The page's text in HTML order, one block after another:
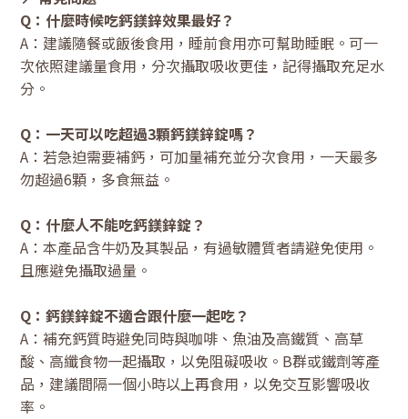
Q：什麼時候吃鈣鎂鋅效果最好？
A：建議隨餐或飯後食用，睡前食用亦可幫助睡眠。可一
次依照建議量食用，分次攝取吸收更佳，記得攝取充足水
分。
Q：一天可以吃超過3顆鈣鎂鋅錠嗎？
A：若急迫需要補鈣，可加量補充並分次食用，一天最多
勿超過6顆，多食無益。
Q：什麼人不能吃鈣鎂鋅錠？
A：本產品含牛奶及其製品，有過敏體質者請避免使用。
且應避免攝取過量。
Q：鈣鎂鋅錠不適合跟什麼一起吃？
A：補充鈣質時避免同時與咖啡、魚油及高鐵質、高草
酸、高纖食物一起攝取，以免阻礙吸收。B群或鐵劑等產
品，建議間隔一個小時以上再食用，以免交互影響吸收
率。